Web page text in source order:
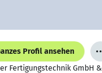
Profil ansehen
Fertigungstechnik GmbH &